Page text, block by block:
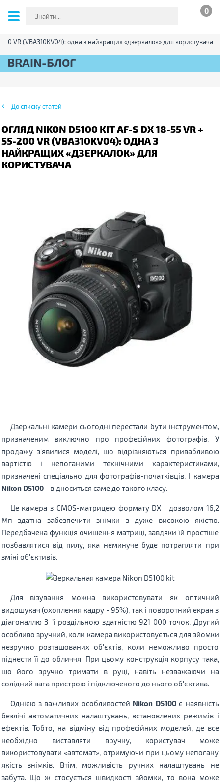
0
VR (VBA310KV04): одна з найкращих «дзеркалок» для користувача
BRAIN-БЛОГ
До списку статей
ОГЛЯД NIKON D5100 KIT AF-S DX 18-55 VR +
55-200 VR (VBA310KV04): ОДНА З
НАЙКРАЩИХ «ДЗЕРКАЛОК» ДЛЯ
КОРИСТУВАЧА
Дзеркальні камери сьогодні перестали бути інструментом,
призначеним виключно про професійних фотографів. У
продажу з'явилися моделі, що відрізняються привабливою
вартістю і непоганими технічними характеристиками,
призначені спеціально для фотографів-початківців. І камера
Nikon D5100- відноситься саме до такого класу.
Це камера з CMOS-матрицею формату DX і дозволом 16,2
Мп здатна забезпечити знімки з дуже високою якістю.
Передбачена функція очищення матриці, завдяки їй простіше
позбавлятися від пилу, яка неминуче буде потрапляти при
зміні об'єктивів.
Для візування можна використовувати як оптичний
видошукач (охоплення кадру - 95%), так і поворотний екран з
діагоналлю 3 "і роздільною здатністю 921 000 точок. Другий
особливо зручний, коли камера використовується для зйомки
незручно розташованих об'єктів, коли неможливо просто
піднести її до обличчя. При цьому конструкція корпусу така,
що його зручно тримати в руці, навіть незважаючи на
солідний вага пристрою і підключеного до нього об'єктива.
Однією з важливих особливостей Nikon D5100є наявність
безлічі автоматичних налаштувань, встановлених режимів і
ефектів. Тобто, на відміну від професійних моделей, де все
необхідно виставляти вручну, користувач може
використовувати «автомат», отримуючи при цьому непогану
якість знімків. Втім, можливість ручних налаштувань не
забута. Що ж стосується швидкості зйомки, то вона може